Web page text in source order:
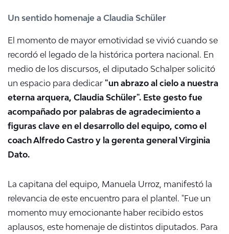
Un sentido homenaje a Claudia Schüler
El momento de mayor emotividad se vivió cuando se
recordó el legado de la histórica portera nacional. En
medio de los discursos, el diputado Schalper solicitó
un espacio para dedicar "un abrazo al cielo a nuestra
eterna arquera, Claudia Schüler". Este gesto fue
acompañado por palabras de agradecimiento a
figuras clave en el desarrollo del equipo, como el
coach Alfredo Castro y la gerenta general Virginia
Dato.
La capitana del equipo, Manuela Urroz, manifestó la
relevancia de este encuentro para el plantel. "Fue un
momento muy emocionante haber recibido estos
aplausos, este homenaje de distintos diputados. Para